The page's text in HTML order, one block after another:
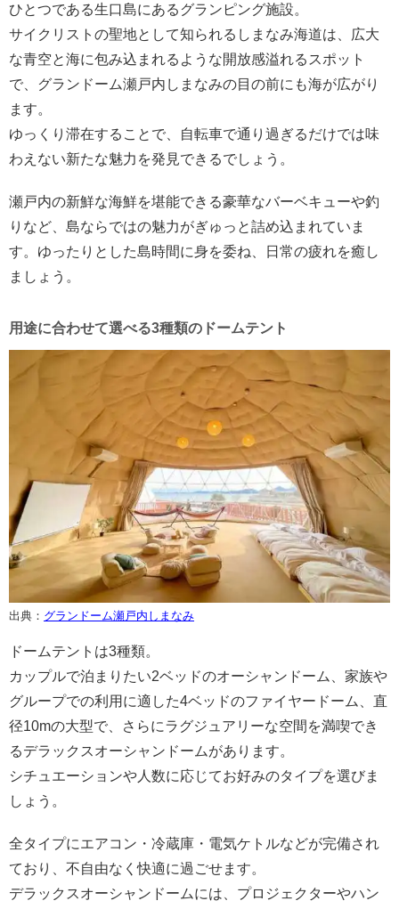
ひとつである生口島にあるグランピング施設。
サイクリストの聖地として知られるしまなみ海道は、広大
な青空と海に包み込まれるような開放感溢れるスポット
で、グランドーム瀬戸内しまなみの目の前にも海が広がり
ます。
ゆっくり滞在することで、自転車で通り過ぎるだけでは味
わえない新たな魅力を発見できるでしょう。
瀬戸内の新鮮な海鮮を堪能できる豪華なバーベキューや釣
りなど、島ならではの魅力がぎゅっと詰め込まれていま
す。ゆったりとした島時間に身を委ね、日常の疲れを癒し
ましょう。
用途に合わせて選べる3種類のドームテント
出典： グランドーム瀬戸内しまなみ
ドームテントは3種類。
カップルで泊まりたい2ベッドのオーシャンドーム、家族や
グループでの利用に適した4ベッドのファイヤードーム、直
径10mの大型で、さらにラグジュアリーな空間を満喫でき
るデラックスオーシャンドームがあります。
シチュエーションや人数に応じてお好みのタイプを選びま
しょう。
全タイプにエアコン・冷蔵庫・電気ケトルなどが完備され
ており、不自由なく快適に過ごせます。
デラックスオーシャンドームには、プロジェクターやハン